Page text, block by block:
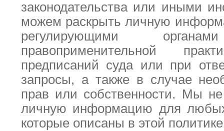
законодательства или иными
можем раскрыть личную
регулирующими
правоприменительной
предписаний суда или при
запросы, а также в случае
прав или собственности. Мы
личную информацию для
которые описаны в этой